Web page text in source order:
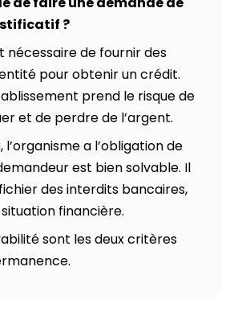
?
nécessaire de fournir des
pour obtenir un crédit.
prend le risque de
et de perdre de l’argent.
l’organisme a l’obligation de
est bien solvable. Il
des interdits bancaires,
financière.
sont les deux critères